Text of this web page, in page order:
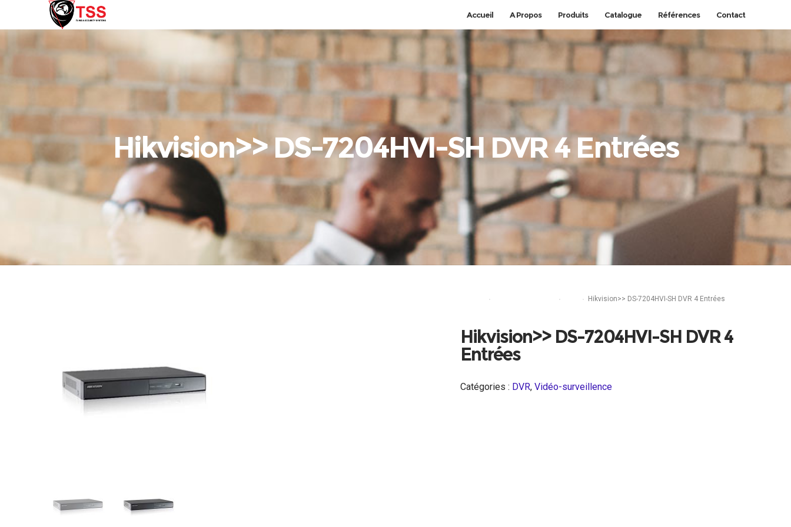
Accueil A Propos Produits Catalogue Références Contact
Hikvision>> DS-7204HVI-SH DVR 4 Entrées
Hikvision>> DS-7204HVI-SH DVR 4 Entrées
Hikvision>> DS-7204HVI-SH DVR 4
Entrées
Catégories : DVR, Vidéo-surveillence